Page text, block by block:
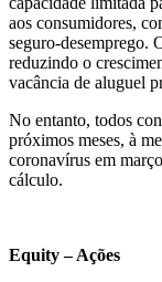
aos consumidores,
seguro-desemprego.
reduzindo o
vacância de aluguel
No entanto, todos
próximos meses, à
coronavírus em
cálculo.
Equity – Ações